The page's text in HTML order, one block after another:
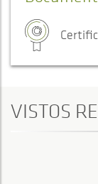
VISTOS